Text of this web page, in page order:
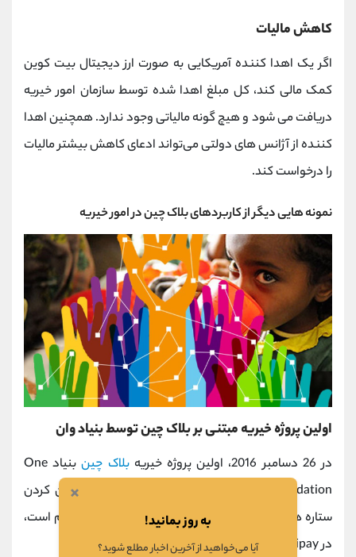
کاهش مالیات
اگر یک اهدا کننده آمریکایی به صورت ارز دیجیتال بیت کوین
کمک مالی کند، کل مبلغ اهدا شده توسط سازمان امور خیریه
دریافت می شود و هیچ گونه مالیاتی وجود ندارد. همچنین اهدا
کننده از آژانس های دولتی می‌تواند ادعای کاهش بیشتر مالیات
را درخواست کند.
نمونه هایی دیگر از کاربردهای بلاک چین در امور خیریه
اولین پروژه خیریه مبتنی بر بلاک چین توسط بنیاد وان
در 26 دسامبر 2016، اولین پروژه خیریه بلاک چین
بنیاد One
Foundation، با عنوان "illuminating the stars: روشن کردن
ستاره ها"، که هدف آن کمک به کودکان مبتلا به اوتیسم است،
در Alipay راه اندازی شد.
×
به روز بمانید!
آیا می‌خواهید از آخرین اخبار مطلع شوید؟